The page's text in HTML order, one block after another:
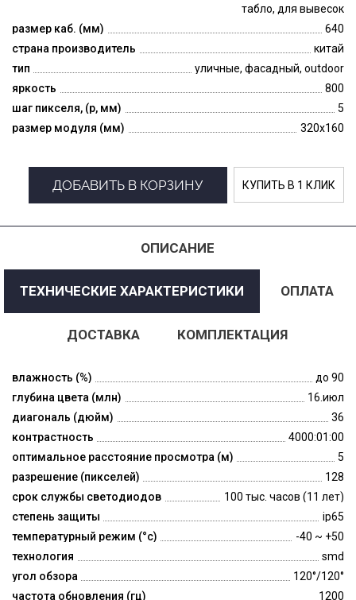
табло, для вывесок
размер каб. (мм)
640
страна производитель
китай
тип
уличные, фасадный, outdoor
яркость
800
шаг пикселя, (p, мм)
5
размер модуля (мм)
320x160
ДОБАВИТЬ В КОРЗИНУ КУПИТЬ В 1 КЛИК
ОПИСАНИЕ
ТЕХНИЧЕСКИЕ ХАРАКТЕРИСТИКИ ОПЛАТА
ДОСТАВКА КОМПЛЕКТАЦИЯ
влажность (%)
до 90
глубина цвета (млн)
16.июл
диагональ (дюйм)
36
контрастность
4000:01:00
оптимальное расстояние просмотра (м)
5
разрешение (пикселей)
128
срок службы светодиодов
100 тыс. часов (11 лет)
степень защиты
ip65
температурный режим (°c)
-40 ~ +50
технология
smd
угол обзора
120°/120°
частота обновления (гц)
1200